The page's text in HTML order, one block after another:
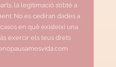
la legitimació s’obté a
No es cediran dades a
en què existeixi una
exercir els teus drets